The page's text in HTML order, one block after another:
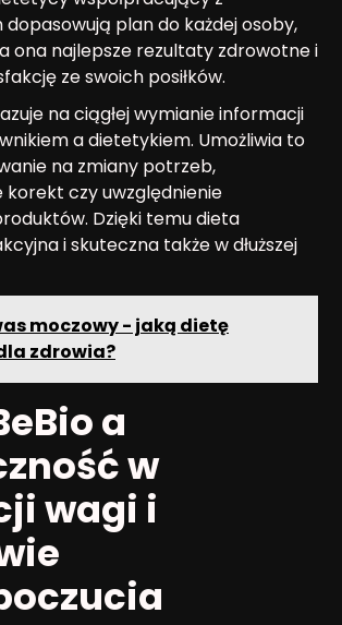
plan do każdej osoby,
ona najlepsze rezultaty zdrowotne i
ze swoich posiłków.
na ciągłej wymianie informacji
a dietetykiem. Umożliwia to
na zmiany potrzeb,
czy uwzględnienie
Dzięki temu dieta
i skuteczna także w dłuższej
moczowy - jaką dietę
zdrowia?
a
w
wagi i